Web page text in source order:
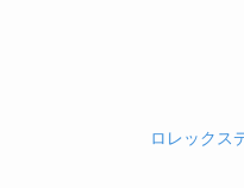
ロレックス